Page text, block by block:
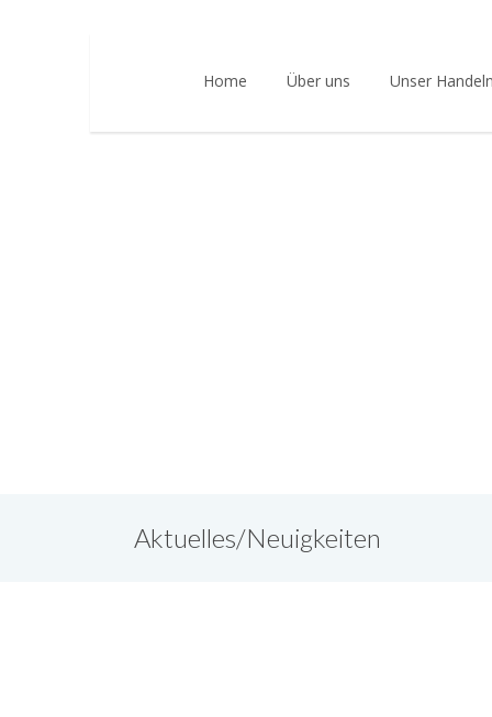
Home Über uns Unser Handeln
Aktuelles/Neuigkeiten